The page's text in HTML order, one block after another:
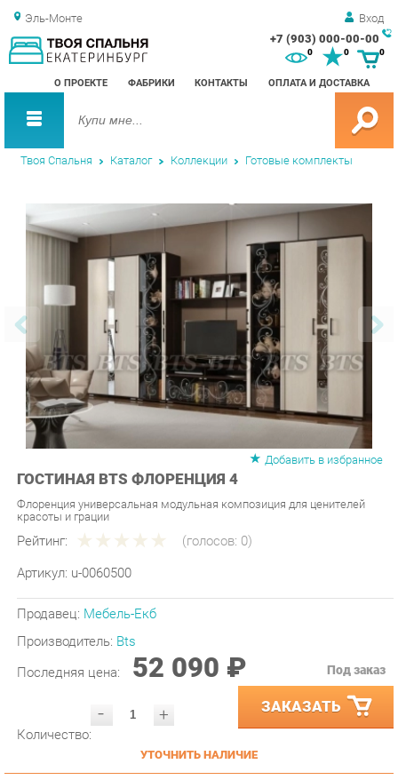
Эль-Монте Вход
+7 (903) 000-00-00
О ПРОЕКТЕ ФАБРИКИ КОНТАКТЫ ОПЛАТА И ДОСТАВКА
0 0
Твоя Спальня Каталог Коллекции Готовые комплекты
Добавить в избранное
Флоренция универсальная модульная композиция для ценителей
Рейтинг:
Артикул: u-0060500
Производитель:Bts
Последняя цена: 52 090 ₽
- ЗАКАЗАТЬ
УТОЧНИТЬ НАЛИЧИЕ
ПРИГЛАСИТЬ ЗАМЕРЩИКА